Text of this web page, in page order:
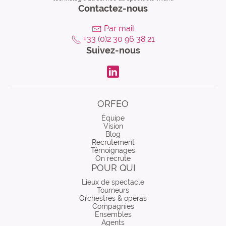
Contactez-nous
Par mail
+33 (0)2 30 96 38 21
Suivez-nous
ORFEO
Équipe
Vision
Blog
Recrutement
Témoignages
On recrute
POUR QUI
Lieux de spectacle
Tourneurs
Orchestres & opéras
Compagnies
Ensembles
Agents